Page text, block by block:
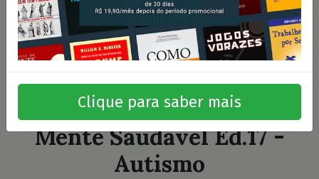
Mente Saudável Ed.17 -
Autismo
Clique para saber mais